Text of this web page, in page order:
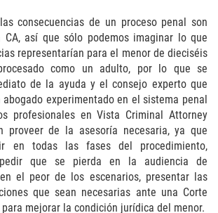
to Vacate Murder Conviction
Exposure
and Solicitation
consecuencias de un proceso penal son
CA, así que sólo podemos imaginar lo que
representarían para el menor de dieciséis
como un adulto, por lo que se
de la ayuda y el consejo experto que
experimentado en el sistema penal
profesionales en Vista Criminal Attorney
proveer de la asesoría necesaria, ya que
en todas las fases del procedimiento,
que se pierda en la audiencia de
el peor de los escenarios, presentar las
que sean necesarias ante una Corte
mejorar la condición jurídica del menor.